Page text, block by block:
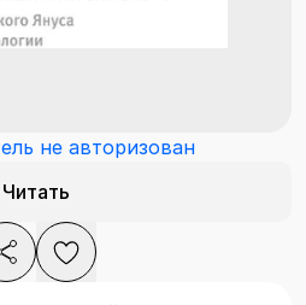
не авторизован
Читать